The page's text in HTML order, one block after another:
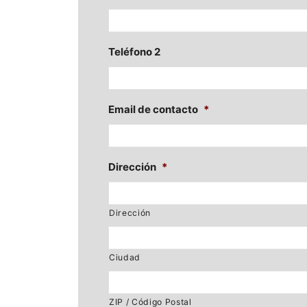
Teléfono 2
Email de contacto *
Dirección *
Dirección
Ciudad
ZIP / Código Postal